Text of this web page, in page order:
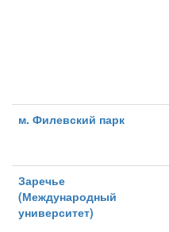
м. Филевский парк
Заречье
(Международный
университет)